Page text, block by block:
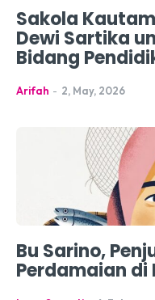
Sakola
Dewi Sartika
Bidang
Arifah - 2, May, 2026
Bu Sarino,
Perdamaian di